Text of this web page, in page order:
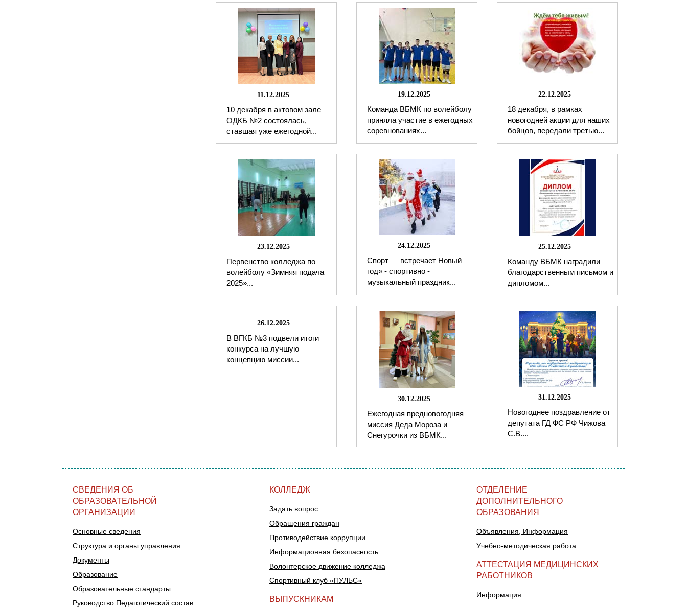
11.12.2025
10 декабря в актовом зале
ОДКБ №2 состоялась,
ставшая уже ежегодной...
22.12.2025
18 декабря, в рамках
новогодней акции для наших
бойцов, передали третью...
19.12.2025
Команда ВБМК по волейболу
приняла участие в ежегодных
соревнованиях...
23.12.2025
Первенство колледжа по
волейболу «Зимняя подача
2025»...
25.12.2025
Команду ВБМК наградили
благодарственным письмом и
дипломом...
24.12.2025
Спорт — встречает Новый
год» - спортивно -
музыкальный праздник...
26.12.2025
В ВГКБ №3 подвели итоги
конкурса на лучшую
концепцию миссии...
31.12.2025
Новогоднее поздравление от
депутата ГД ФС РФ Чижова
С.В....
30.12.2025
Ежегодная предновогодняя
миссия Деда Мороза и
Снегурочки из ВБМК...
СВЕДЕНИЯ ОБ
ОБРАЗОВАТЕЛЬНОЙ
ОРГАНИЗАЦИИ
Основные сведения
Структура и органы управления
Документы
Образование
Образовательные стандарты
Руководство.Педагогический состав
КОЛЛЕДЖ
Задать вопрос
Обращения граждан
Противодействие коррупции
Информационная безопасность
Волонтерское движение колледжа
Спортивный клуб «ПУЛЬС»
ВЫПУСКНИКАМ
ОТДЕЛЕНИЕ
ДОПОЛНИТЕЛЬНОГО
ОБРАЗОВАНИЯ
Объявления, Информация
Учебно-методическая работа
АТТЕСТАЦИЯ МЕДИЦИНСКИХ
РАБОТНИКОВ
Информация